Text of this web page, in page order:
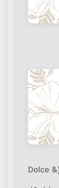
عطر مردانه دولچه گابانا لایت بلو پور هوم (Dolce &